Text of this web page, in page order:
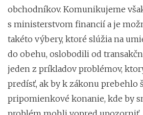
obchodníkov. Komunikujeme
s ministerstvom financií a je
takéto výbery, ktoré slúžia na
do obehu, oslobodili od
jeden z príkladov problémov,
predísť, ak by k zákonu prebehlo
pripomienkové konanie, kde by